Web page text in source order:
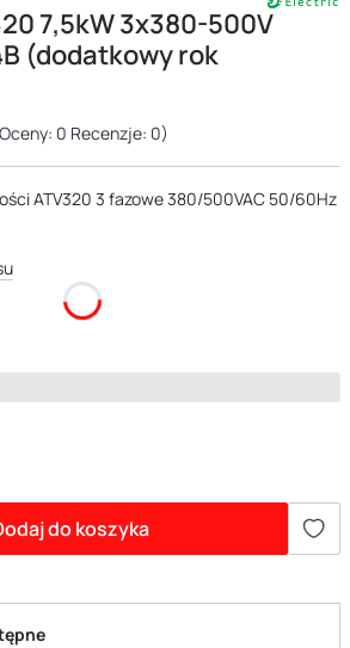
7,5kW 3x380-500V
(dodatkowy rok
0 Recenzje: 0)
ATV320 3 fazowe 380/500VAC 50/60Hz
do koszyka